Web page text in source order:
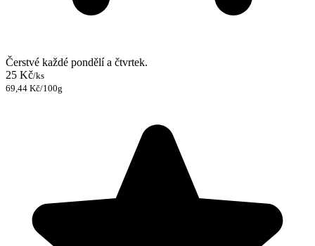
Čerstvé každé pondělí a čtvrtek.
25 Kč/ks
69,44 Kč/100g